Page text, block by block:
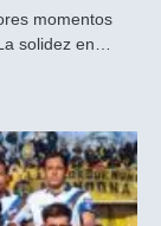
momentos
solidez en…